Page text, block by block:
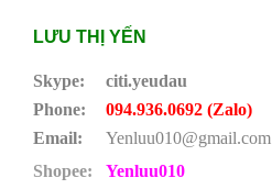
LƯU THỊ YẾN
Skype:
citi.yeudau
Phone:
094.936.0692 (Zalo)
Email:
Yenluu010@gmail.com
Shopee:
Yenluu010